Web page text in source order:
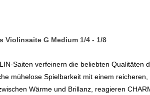
Mundstücke
Violinsaite G Medium 1/4 - 1/8
Saiten verfeinern die beliebten Qualitäten
mühelose Spielbarkeit mit einem
Wärme und Brillanz, reagieren